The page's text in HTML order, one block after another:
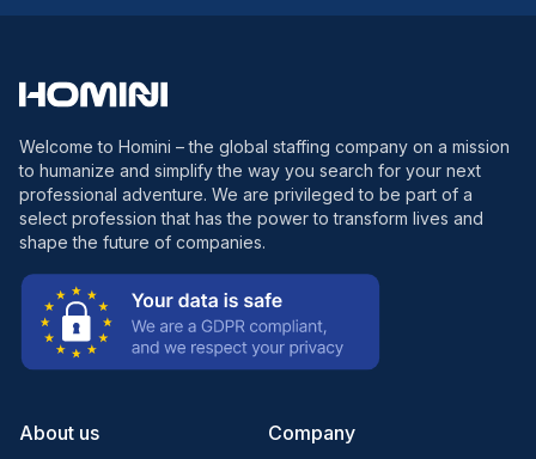
Welcome to Homini – the global staffing company on a mission
to humanize and simplify the way you search for your next
professional adventure. We are privileged to be part of a
select profession that has the power to transform lives and
shape the future of companies.
About us Company